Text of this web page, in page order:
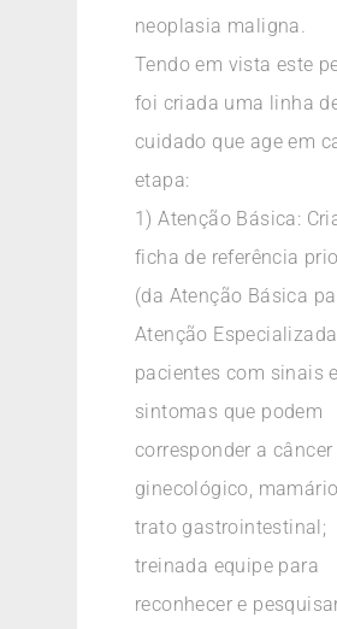
neoplasia maligna.
Tendo em vista este
foi criada uma linha
cuidado que age em
etapa:
1) Atenção Básica:
ficha de referência
(da Atenção Básica
Atenção
pacientes com sinais e
sintomas que podem
corresponder a câncer
ginecológico,
trato gastrointestinal;
treinada equipe para
reconhecer e